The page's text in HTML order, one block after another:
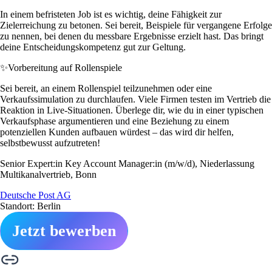
In einem befristeten Job ist es wichtig, deine Fähigkeit zur
Zielerreichung zu betonen. Sei bereit, Beispiele für vergangene Erfolge
zu nennen, bei denen du messbare Ergebnisse erzielt hast. Das bringt
deine Entscheidungskompetenz gut zur Geltung.
✨Vorbereitung auf Rollenspiele
Sei bereit, an einem Rollenspiel teilzunehmen oder eine
Verkaufssimulation zu durchlaufen. Viele Firmen testen im Vertrieb die
Reaktion in Live-Situationen. Überlege dir, wie du in einer typischen
Verkaufsphase argumentieren und eine Beziehung zu einem
potenziellen Kunden aufbauen würdest – das wird dir helfen,
selbstbewusst aufzutreten!
Senior Expert:in Key Account Manager:in (m/w/d), Niederlassung
Multikanalvertrieb, Bonn
Deutsche Post AG
Standort: Berlin
Jetzt bewerben